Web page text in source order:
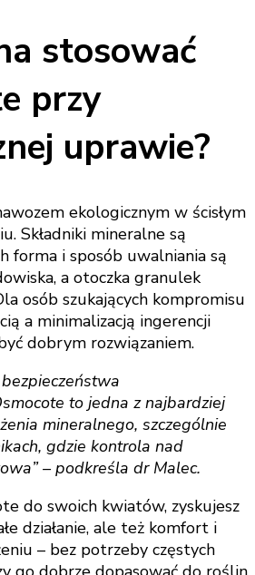
stosować
przy
uprawie?
ekologicznym w ścisłym
Składniki mineralne są
forma i sposób uwalniania są
a otoczka granulek
osób szukających kompromisu
a minimalizacją ingerencji
dobrym rozwiązaniem.
to jedna z najbardziej
mineralnego, szczególnie
gdzie kontrola nad
– podkreśla dr Malec.
do swoich kwiatów, zyskujesz
działanie, ale też komfort i
– bez potrzeby częstych